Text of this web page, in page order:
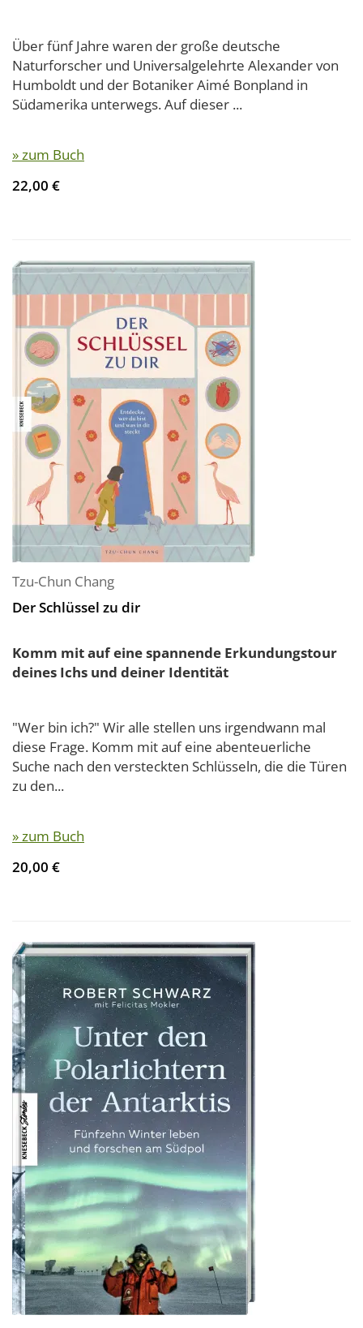
Über fünf Jahre waren der große deutsche
Naturforscher und Universalgelehrte Alexander von
Humboldt und der Botaniker Aimé Bonpland in
Südamerika unterwegs. Auf dieser ...
» zum Buch
22,00 €
Tzu-Chun Chang
Der Schlüssel zu dir
Komm mit auf eine spannende Erkundungstour
deines Ichs und deiner Identität
"Wer bin ich?" Wir alle stellen uns irgendwann mal
diese Frage. Komm mit auf eine abenteuerliche
Suche nach den versteckten Schlüsseln, die die Türen
zu den...
» zum Buch
20,00 €